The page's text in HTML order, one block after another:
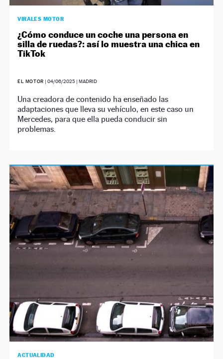
VIRALES MOTOR
¿Cómo conduce un coche una persona en
silla de ruedas?: así lo muestra una chica en
TikTok
EL MOTOR | 04/06/2025| MADRID
Una creadora de contenido ha enseñado las
adaptaciones que lleva su vehículo, en este caso un
Mercedes, para que ella pueda conducir sin
problemas.
ACTUALIDAD